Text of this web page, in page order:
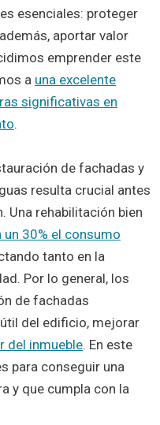
esenciales: proteger
aportar valor
emprender este
a una excelente
significativas en
.
de fachadas y
resulta crucial antes
Una rehabilitación bien
30% el consumo
tanto en la
Por lo general, los
de fachadas
del edificio, mejorar
del inmueble. En este
para conseguir una
y que cumpla con la